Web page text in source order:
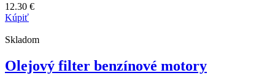
12.30 €
Kúpiť
Skladom
Olejový filter benzínové motory